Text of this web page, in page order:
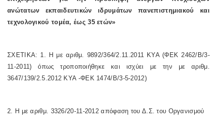
ανώτατων εκπαιδευτικών ιδρυμάτων πανεπιστημιακού και
τεχνολογικού τομέα, έως 35 ετών»
ΣΧΕΤΙΚΑ: 1. Η με αριθμ. 9892/364/2.11.2011 ΚΥΑ (ΦΕΚ 2462/Β/3-
11-2011) όπως τροποποιήθηκε και ισχύει με την με αριθμ.
3647/139/2.5.2012 ΚΥΑ -ΦΕΚ 1474/Β/3-5-2012)
2. Η με αριθμ. 3326/20-11-2012 απόφαση του Δ.Σ. του Οργανισμού